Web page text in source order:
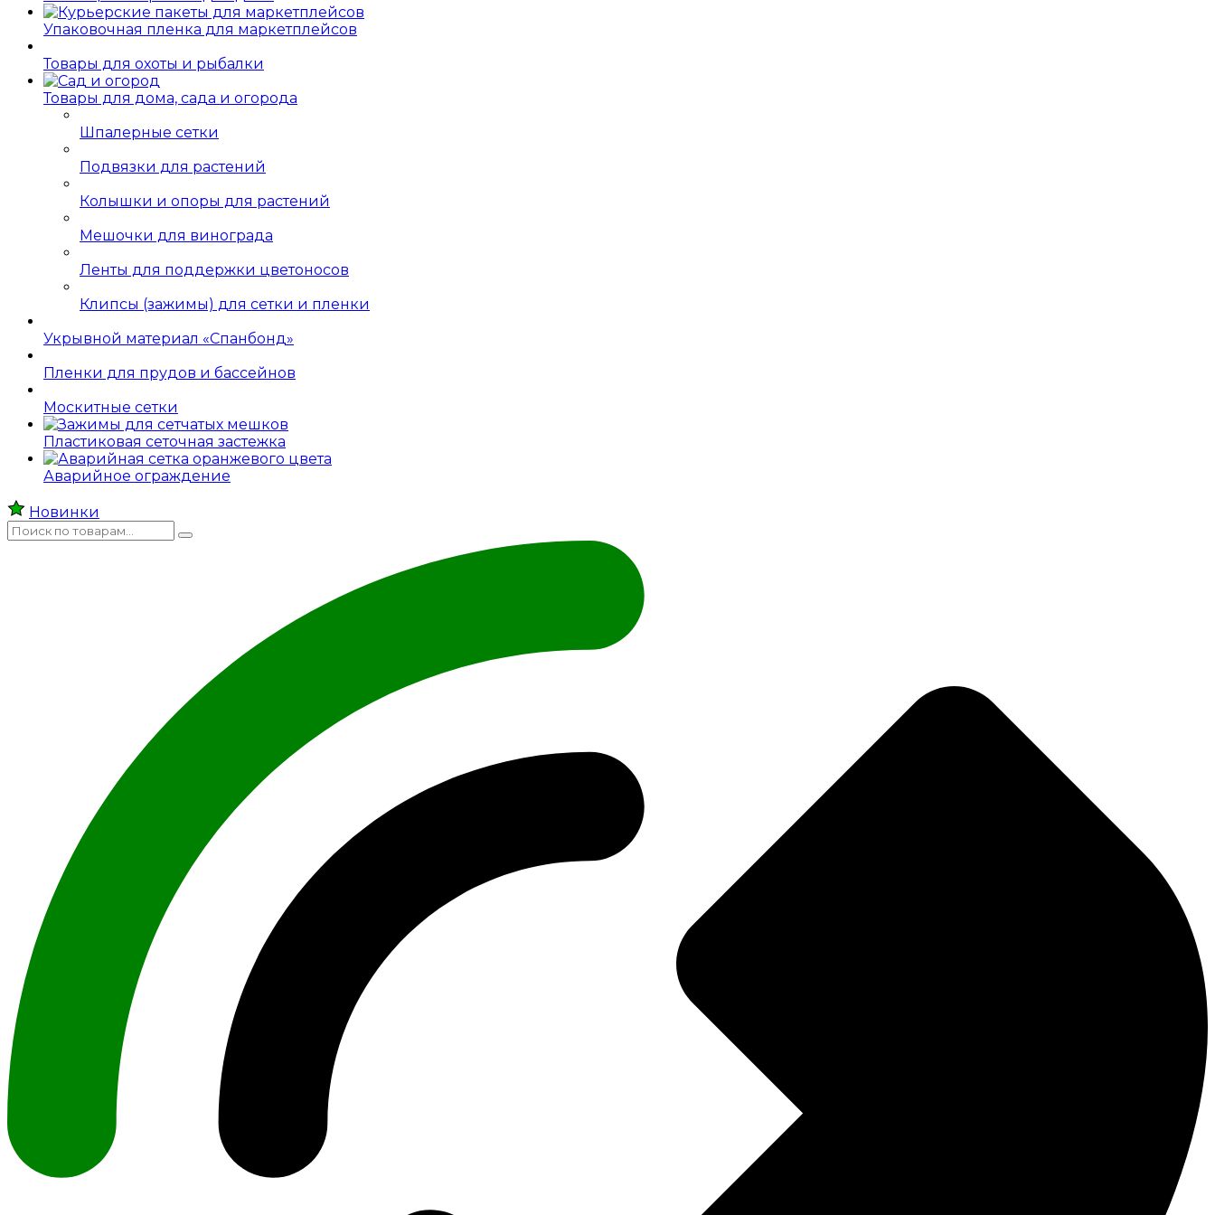
Упаковочная пленка для маркетплейсов
Товары для охоты и рыбалки
Товары для дома, сада и огорода
Шпалерные сетки
Подвязки для растений
Колышки и опоры для растений
Мешочки для винограда
Ленты для поддержки цветоносов
Клипсы (зажимы) для сетки и пленки
Укрывной материал «Спанбонд»
Пленки для прудов и бассейнов
Москитные сетки
Пластиковая сеточная застежка
Аварийное ограждение
Новинки